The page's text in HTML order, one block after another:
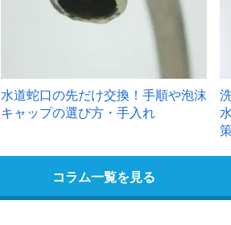
水道蛇口の先だけ交換！手順や泡沫
キャップの選び方・手入れ
コラム一覧を見る